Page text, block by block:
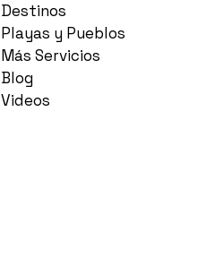
Destinos
Playas y Pueblos
Más Servicios
Blog
Videos